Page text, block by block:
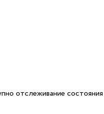
отслеживание